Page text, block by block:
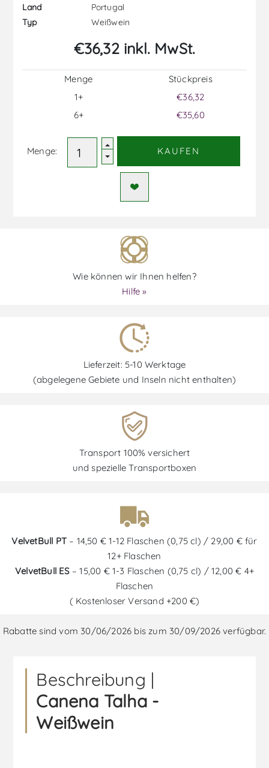
Land
Portugal
Typ
Weißwein
€36,32 inkl. MwSt.
Menge
1+
6+
Stückpreis
€36,32
€35,60
Menge: KAUFEN
Wie können wir Ihnen helfen?
Hilfe »
Lieferzeit: 5-10 Werktage
(abgelegene Gebiete und Inseln nicht enthalten)
Transport 100% versichert
und spezielle Transportboxen
VelvetBull PT – 14,50 € 1-12 Flaschen (0,75 cl) / 29,00 € für
12+ Flaschen
VelvetBull ES– 15,00 € 1-3 Flaschen (0,75 cl) / 12,00 € 4+
Flaschen
( Kostenloser Versand +200 €)
Rabatte sind vom 30/06/2026 bis zum 30/09/2026 verfügbar.
Beschreibung |
Canena Talha -
Weißwein